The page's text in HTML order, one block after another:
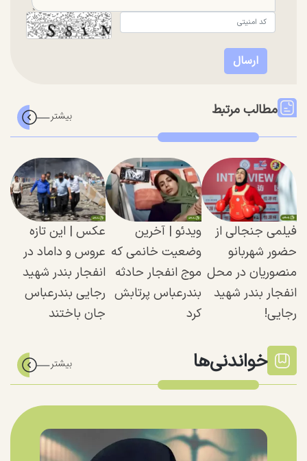
مطالب مرتبط
فیلمی جنجالی از
حضور شهربانو
منصوریان در محل
انفجار بندر شهید
رجایی!
ویدئو |‌ آخرین
وضعیت خانمی که
موج انفجار حادثه
بندرعباس پرتابش
کرد
عکس | این تازه
عروس و داماد در
انفجار بندر شهید
رجایی بندرعباس
جان باختند
خواندنی‌ها